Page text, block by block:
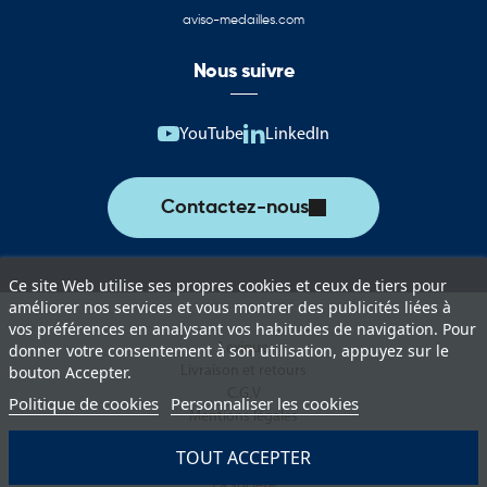
aux couleurs de l’Afrique du Sud. Ces supports permettent
d’assurer une représentation officielle lors des événements
institutionnels, manifestations culturelles, rencontres
internationales et actions de communication.
Vous trouverez notamment :
Drapeaux de l’Afrique du Sud pour les cérémonies et événements
Pavillons pour mât destinés à l’affichage extérieur permanent ou
temporaire
Oriflammes de l’Afrique du Sud pour la communication
événementielle
Drapeaux de table adaptés aux bureaux, salles de réunion et
Ce site Web utilise ses propres cookies et ceux de tiers pour
améliorer nos services et vous montrer des publicités liées à
vos préférences en analysant vos habitudes de navigation. Pour
donner votre consentement à son utilisation, appuyez sur le
bouton Accepter.
Politique de cookies Personnaliser les cookies
TOUT ACCEPTER
aviso-medailles.com
Nous suivre
YouTube LinkedIn
Contactez-nous
Lexique
Mentions légales
Paiement sécurisé